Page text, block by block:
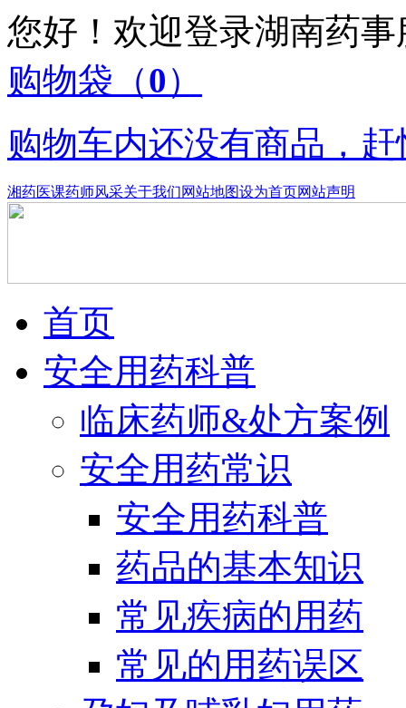
您好！欢迎登录湖南药
购物袋 （0）
购物车内还没有商品，
湘药医课药师风采关于我们网站地图设为首页网站声明
首页
安全用药科普
临床药师&处方案例
安全用药常识
安全用药科普
药品的基本知识
常见疾病的用药
常见的用药误区